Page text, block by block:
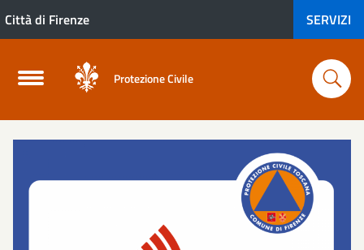
Città di Firenze SERVIZI
Protezione Civile